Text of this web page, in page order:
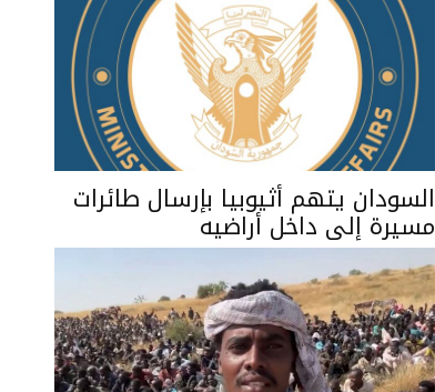
السودان يتهم أثيوبيا بإرسال طائرات
مسيرة إلى داخل أراضيه